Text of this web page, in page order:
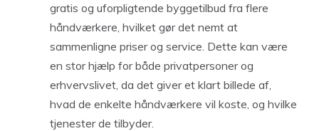
gratis og uforpligtende byggetilbud fra flere
håndværkere, hvilket gør det nemt at
sammenligne priser og service. Dette kan være
en stor hjælp for både privatpersoner og
erhvervslivet, da det giver et klart billede af,
hvad de enkelte håndværkere vil koste, og hvilke
tjenester de tilbyder.